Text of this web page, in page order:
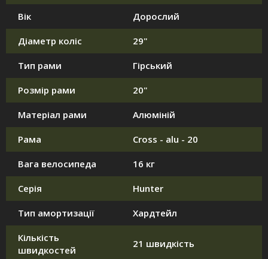
Вік Дорослий
Діаметр коліс 29"
Тип рами Гірський
Розмір рами 20"
Матеріал рами Алюміній
Рама Cross - alu - 20
Вага велосипеда 16 кг
Серія Hunter
Тип амортизації Хардтейл
Кількість
швидкостей
21 швидкість